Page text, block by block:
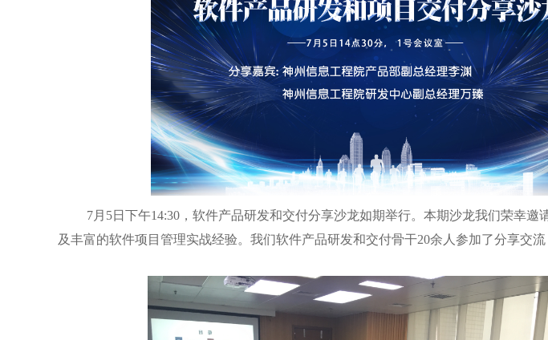
7月5日下午14:30，软件产品研发和交付分享沙龙如期举行。本期沙龙我们荣幸邀
及丰富的软件项目管理实战经验。我们软件产品研发和交付骨干20余人参加了分享交流